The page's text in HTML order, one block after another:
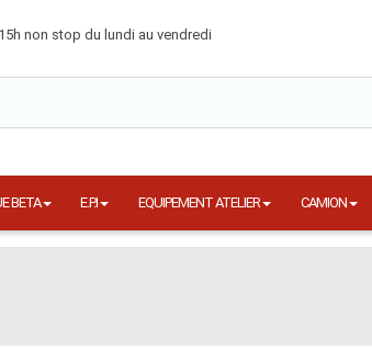
non stop du lundi au vendredi
BETA E.P.I EQUIPEMENT ATELIER CAMION